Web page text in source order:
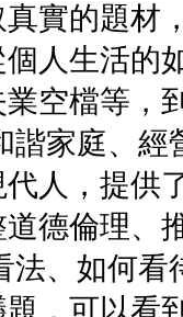
實的題材
人生活的
空檔等，
諧家庭、
人，提供
德倫理、
法、如何看
，可以看